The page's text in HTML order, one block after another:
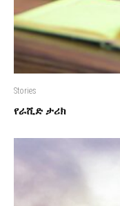
Stories
የራሺድ ታሪክ